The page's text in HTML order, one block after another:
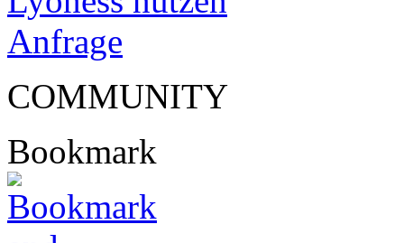
Anfrage
COMMUNITY
Bookmark